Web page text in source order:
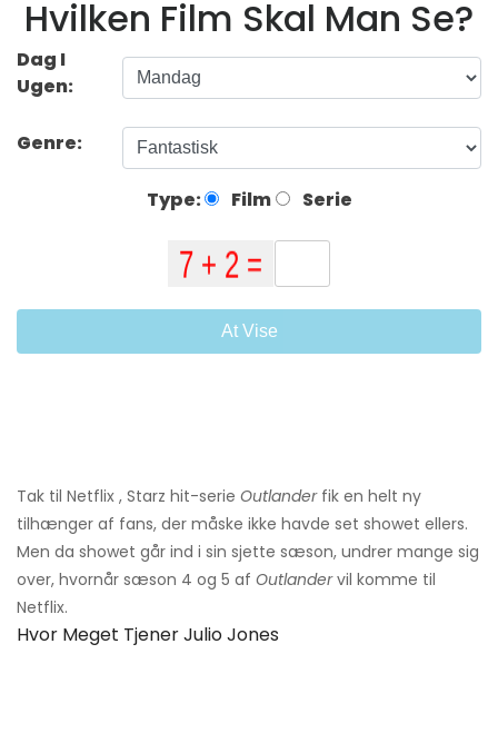
Hvilken Film Skal Man Se?
Dag I
Ugen:
Genre:
Type: Film Serie
At Vise
Tak til Netflix , Starz hit-serie Outlanderfik en helt ny
tilhænger af fans, der måske ikke havde set showet ellers.
Men da showet går ind i sin sjette sæson, undrer mange sig
over, hvornår sæson 4 og 5 af Outlandervil komme til
Netflix.
Hvor Meget Tjener Julio Jones